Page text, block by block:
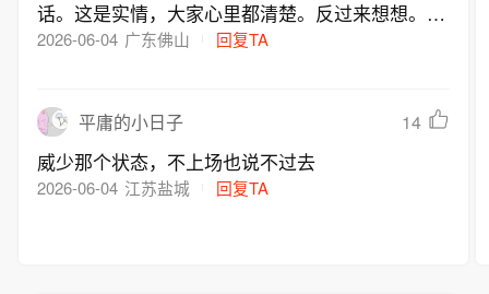
话。这是实情，大家心里都清楚。反过来想想。当
初詹姆斯说话不谨慎，你把威少交易过来就让他当
姆斯的品行最差，才导致他自封GOAT却没人认可
2026-06-04 广东佛山 回复TA
平庸的小日子 14
威少那个状态，不上场也说不过去
2026-06-04 江苏盐城 回复TA